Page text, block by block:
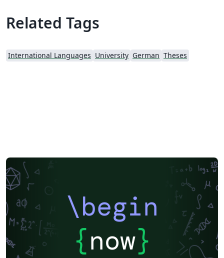
Related Tags
International Languages University German Theses
\begin
{now}